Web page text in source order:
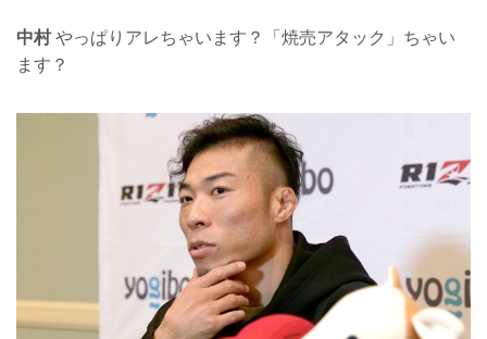
中村やっぱりアレちゃいます？「焼売アタック」ちゃい
ます？